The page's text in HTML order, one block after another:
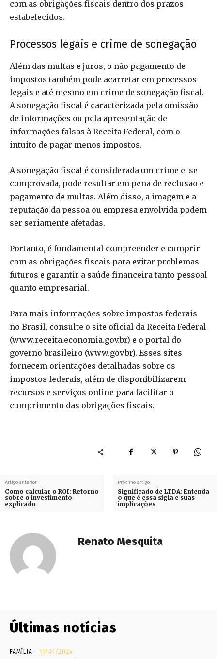
com as obrigações fiscais dentro dos prazos
estabelecidos.
Processos legais e crime de sonegação
Além das multas e juros, o não pagamento de
impostos também pode acarretar em processos
legais e até mesmo em crime de sonegação fiscal.
A sonegação fiscal é caracterizada pela omissão
de informações ou pela apresentação de
informações falsas à Receita Federal, com o
intuito de pagar menos impostos.
A sonegação fiscal é considerada um crime e, se
comprovada, pode resultar em pena de reclusão e
pagamento de multas. Além disso, a imagem e a
reputação da pessoa ou empresa envolvida podem
ser seriamente afetadas.
Portanto, é fundamental compreender e cumprir
com as obrigações fiscais para evitar problemas
futuros e garantir a saúde financeira tanto pessoal
quanto empresarial.
Para mais informações sobre impostos federais
no Brasil, consulte o site oficial da Receita Federal
(www.receita.economia.gov.br) e o portal do
governo brasileiro (www.gov.br). Esses sites
fornecem orientações detalhadas sobre os
impostos federais, além de disponibilizarem
recursos e serviços online para facilitar o
cumprimento das obrigações fiscais.
Artigo anterior
Como calcular o ROI: Retorno
sobre o investimento
explicado
Próximo artigo
Significado de LTDA: Entenda
o que é essa sigla e suas
implicações
Renato Mesquita
Últimas notícias
FAMÍLIA 11/01/2024